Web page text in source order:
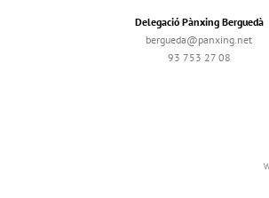
Delegació Pànxing Berguedà
bergueda@panxing.net
93 753 27 08